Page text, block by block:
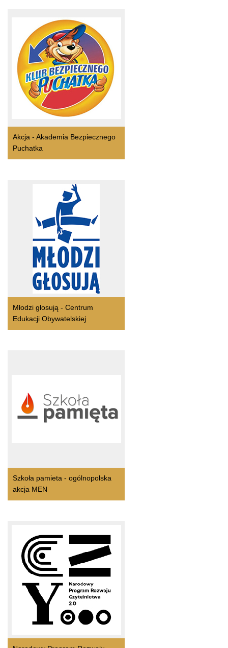
Akcja - Akademia Bezpiecznego
Puchatka
Młodzi głosują - Centrum
Edukacji Obywatelskiej
Szkoła pamieta - ogólnopolska
akcja MEN